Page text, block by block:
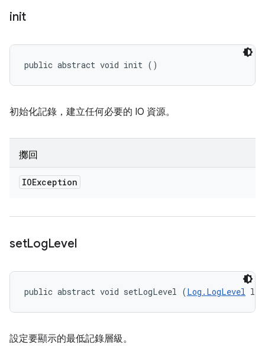
init
public abstract void init ()
初始化記錄，建立任何必要的 IO 資源。
擲回
IOException
setLogLevel
public abstract void setLogLevel (Log.LogLevel
設定要顯示的最低記錄層級。